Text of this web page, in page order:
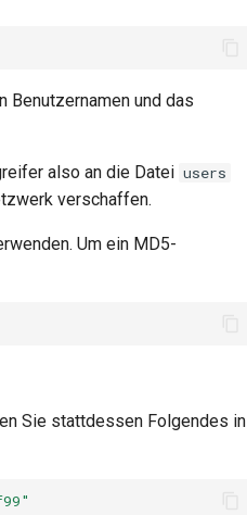
Benutzernamen und das
also an die Datei users
verschaffen.
Um ein MD5-
Sie stattdessen Folgendes in